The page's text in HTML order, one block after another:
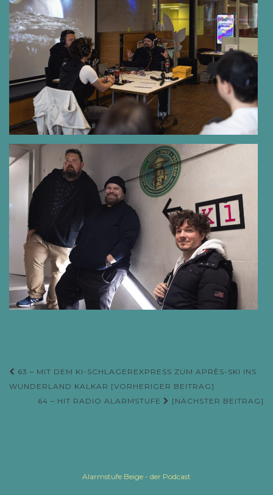
Beitrags-Navigation
63 – MIT DEM KI-SCHLAGEREXPRESS ZUM APRÈS-SKI INS
WUNDERLAND KALKAR [VORHERIGER BEITRAG]
64 – HIT RADIO ALARMSTUFE
[NÄCHSTER BEITRAG]
Alarmstufe Beige - der Podcast